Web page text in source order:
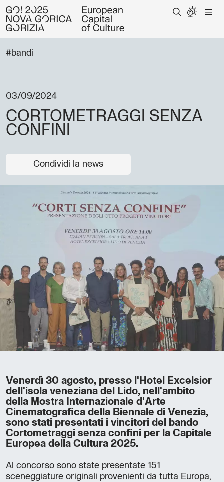
#bandi
03/09/2024
CORTOMETRAGGI SENZA
CONFINI
Condividi la news
Venerdì 30 agosto, presso l'Hotel Excelsior
dell'isola veneziana del Lido, nell'ambito
della Mostra Internazionale d'Arte
Cinematografica della Biennale di Venezia,
sono stati presentati i vincitori del bando
Cortometraggi senza confini per la Capitale
Europea della Cultura 2025.
Al concorso sono state presentate 151
sceneggiature originali provenienti da tutta Europa,